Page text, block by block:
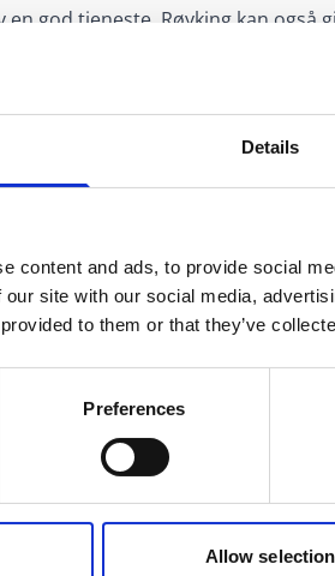
Details
content and ads, to provide social
our site with our social media,
to them or that they’ve
Preferences
Allow selection
god tjeneste. Røyking kan også